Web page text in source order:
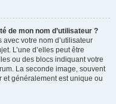
de mon nom d’utilisateur ?
avec votre nom d’utilisateur
L’une d’elles peut être
ou des blocs indiquant votre
La seconde image, souvent
et généralement est unique ou